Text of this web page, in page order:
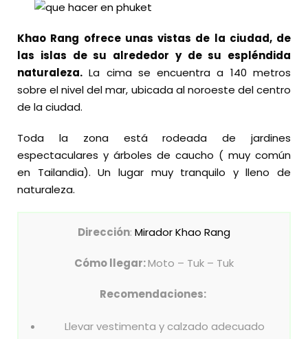
Khao Rang ofrece unas vistas de la ciudad, de
las islas de su alrededor y de su espléndida
naturaleza. La cima se encuentra a 140 metros
sobre el nivel del mar, ubicada al noroeste del centro
de la ciudad.
Toda la zona está rodeada de jardines
espectaculares y árboles de caucho ( muy común
en Tailandia). Un lugar muy tranquilo y lleno de
naturaleza.
Dirección: Mirador Khao Rang
Cómo llegar:Moto – Tuk – Tuk
Recomendaciones:
Llevar vestimenta y calzado adecuado